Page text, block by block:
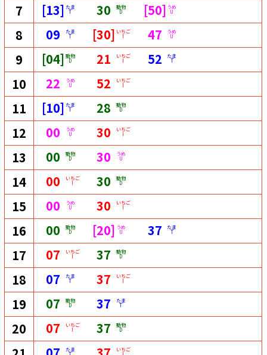
7 [13] たま
T 30 動物
D [50] うめ
U
8 09 たま
T [30] いちご
I 47 うめ
U
9 [04] 動物
D 21 いちご
I 52 たま
T
10 22 うめ
U 52 いちご
I
11 [10] たま
T 28 動物
D
12 00 うめ
U 30 いちご
I
13 00 動物
D 30 うめ
U
14 00 いちご
I 30 動物
D
15 00 うめ
U 30 いちご
I
16 00 動物
D [20] うめ
U 37 たま
T
17 07 いちご
I 37 動物
D
18 07 たま
T 37 いちご
I
19 07 動物
D 37 たま
T
20 07 いちご
I 37 動物
D
たま いちご